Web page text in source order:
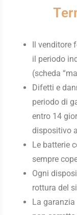
Il
il periodo
(scheda
Difetti e
periodo di
entro 14
dispositivo
Le batterie
sempre
Ogni
rottura del
La